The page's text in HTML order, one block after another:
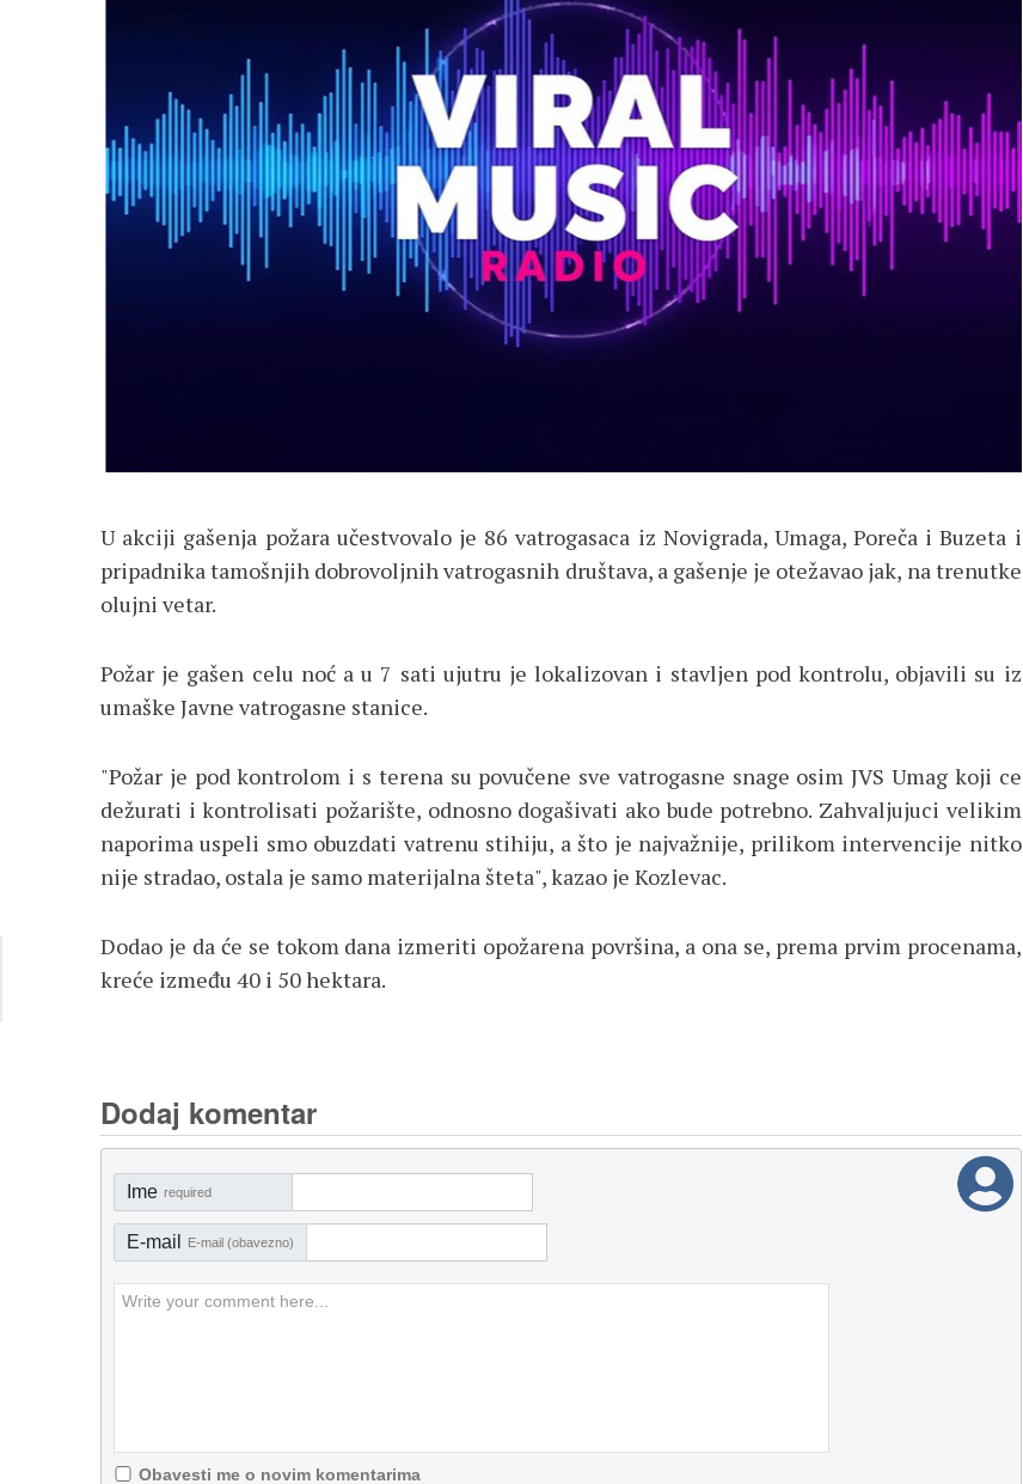
U akciji gašenja požara učestvovalo je 86 vatrogasaca iz Novigrada, Umaga, Poreča i Buzeta i
pripadnika tamošnjih dobrovoljnih vatrogasnih društava, a gašenje je otežavao jak, na trenutke
olujni vetar.
Požar je gašen celu noć a u 7 sati ujutru je lokalizovan i stavljen pod kontrolu, objavili su iz
umaške Javne vatrogasne stanice.
"Požar je pod kontrolom i s terena su povučene sve vatrogasne snage osim JVS Umag koji ce
dežurati i kontrolisati požarište, odnosno dogašivati ako bude potrebno. Zahvaljujuci velikim
naporima uspeli smo obuzdati vatrenu stihiju, a što je najvažnije, prilikom intervencije nitko
nije stradao, ostala je samo materijalna šteta", kazao je Kozlevac.
Dodao je da će se tokom dana izmeriti opožarena površina, a ona se, prema prvim procenama,
kreće između 40 i 50 hektara.
Dodaj komentar
Ime required
E-mail E-mail (obavezno)
Obavesti me o novim komentarima